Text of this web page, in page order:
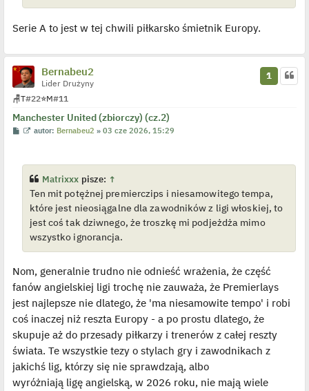
Serie A to jest w tej chwili piłkarsko śmietnik Europy.
Bernabeu2
Lider Drużyny
🪑T#22⭐M#11
Manchester United (zbiorczy) (cz.2)
1
P
W
i
e
t
l
o
j
e
d
z
y
p
o
s
t
autor: Bernabeu2 »03 cze 2026, 15:29
Matrixxx pisze: ↑
Ten mit potężnej premierczips i niesamowitego tempa,
które jest nieosiągalne dla zawodników z ligi włoskiej, to
jest coś tak dziwnego, że troszkę mi podjeżdża mimo
wszystko ignorancja.
Nom, generalnie trudno nie odnieść wrażenia, że część
fanów angielskiej ligi trochę nie zauważa, że Premierlays
jest najlepsze nie dlatego, że 'ma niesamowite tempo' i robi
coś inaczej niż reszta Europy - a po prostu dlatego, że
skupuje aż do przesady piłkarzy i trenerów z całej reszty
świata. Te wszystkie tezy o stylach gry i zawodnikach z
jakichś lig, którzy się nie sprawdzają, albo
wyróżniają ligę angielską, w 2026 roku, nie mają wiele